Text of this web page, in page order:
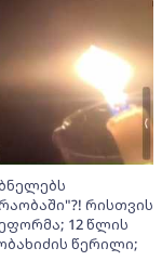
რისთვის
12 წლის
წერილი;